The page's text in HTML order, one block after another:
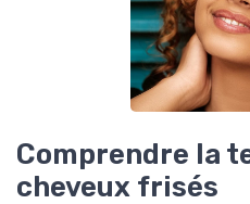
Comprendre la
cheveux frisés